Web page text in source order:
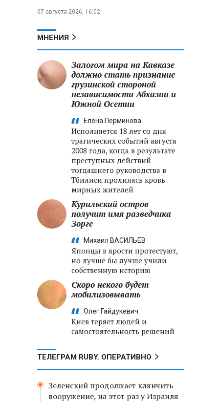
Алесандр Лукашенко назвал
«неудовлетворительной» и
07 августа 2026, 16:02
МНЕНИЯ
Залогом мира на Кавказе
должно стать признание
грузинской стороной
независимости Абхазии и
Южной Осетии
Елена Перминова
Исполняется 18 лет со дня
трагических событий августа
2008 года, когда в результате
преступных действий
тогдашнего руководства в
Тбилиси пролилась кровь
мирных жителей
Курильский остров
получит имя разведчика
Зорге
Михаил ВАСИЛЬЕВ
Японцы в ярости протестуют,
но лучше бы лучше учили
собственную историю
Скоро некого будет
мобилизовывать
Олег Гайдукевич
Киев теряет людей и
самостоятельность решений
ТЕЛЕГРАМ RUBY. ОПЕРАТИВНО
Зеленский продолжает клянчить
вооружение, на этот раз у Израиля